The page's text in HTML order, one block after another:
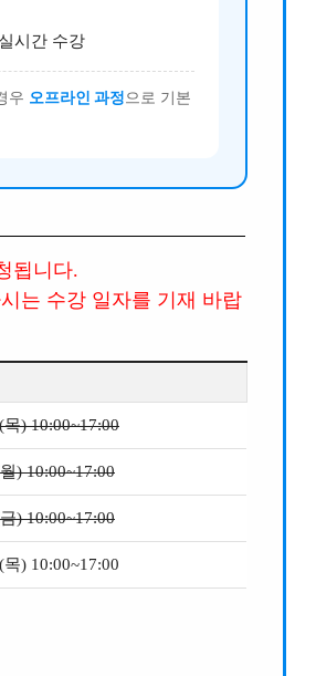
시간 수강
우 오프라인 과정으로 기본
됩니다.
는 수강 일자를 기재 바랍
) 10:00~17:00
) 10:00~17:00
) 10:00~17:00
) 10:00~17:00